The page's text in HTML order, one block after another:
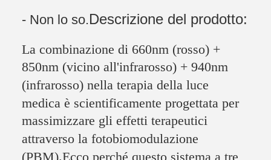
- Non lo so.Descrizione del prodotto:
La combinazione di 660nm (rosso) +
850nm (vicino all'infrarosso) + 940nm
(infrarosso) nella terapia della luce
medica è scientificamente progettata per
massimizzare gli effetti terapeutici
attraverso la fotobiomodulazione
(PBM).Ecco perché questo sistema a tre